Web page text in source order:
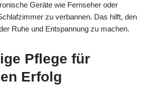
Geräte wie Fernseher oder
zu verbannen. Das hilft, den
Ruhe und Entspannung zu machen.
Pflege für
Erfolg